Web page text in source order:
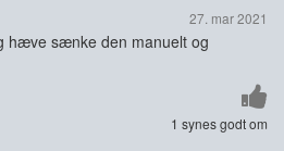
27. mar 2021
hæve sænke den manuelt og
1 synes godt om